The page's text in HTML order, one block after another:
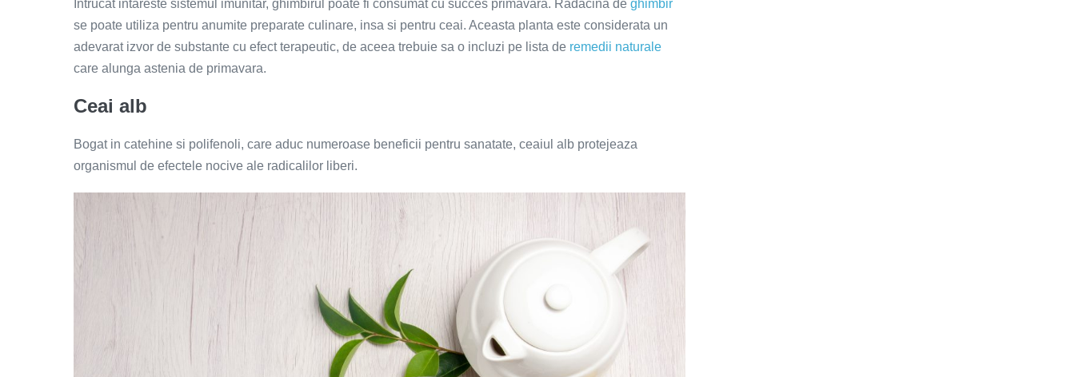
Intrucat intareste sistemul imunitar, ghimbirul poate fi consumat cu succes primavara. Radacina de ghimbir
se poate utiliza pentru anumite preparate culinare, insa si pentru ceai. Aceasta planta este considerata un
adevarat izvor de substante cu efect terapeutic, de aceea trebuie sa o incluzi pe lista de remedii naturale
care alunga astenia de primavara.
Ceai alb
Bogat in catehine si polifenoli, care aduc numeroase beneficii pentru sanatate, ceaiul alb protejeaza
organismul de efectele nocive ale radicalilor liberi.